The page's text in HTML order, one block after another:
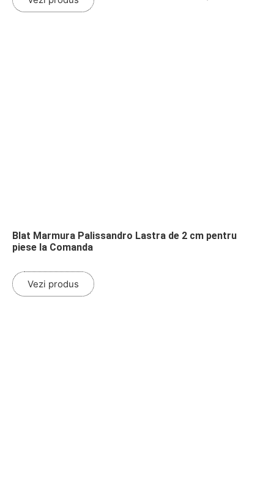
Blat Marmura Palissandro Lastra de 2 cm pentru
piese la Comanda
Vezi produs